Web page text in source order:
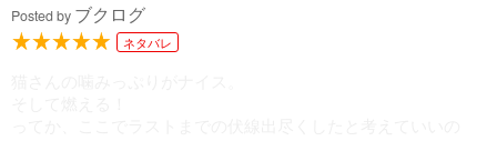
Posted by ブクログ
ネタバレ